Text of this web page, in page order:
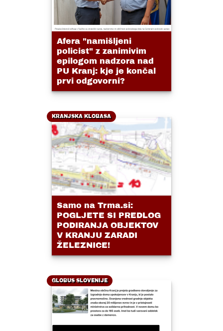
Afera "namišljeni
policist" z zanimivim
epilogom nadzora nad
PU Kranj: kje je končal
prvi odgovorni?
KRANJSKA KLOBASA
Samo na Trma.si:
POGLJETE SI PREDLOG
PODIRANJA OBJEKTOV
V KRANJU ZARADI
ŽELEZNICE!
GLOBUS SLOVENIJE